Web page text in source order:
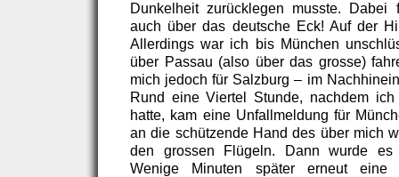
Dunkelheit zurücklegen musste.
auch über das deutsche Eck! Auf der
Allerdings war ich bis München
über Passau (also über das grosse)
mich jedoch für Salzburg – im
Rund eine Viertel Stunde, nachdem ich
hatte, kam eine Unfallmeldung für
an die schützende Hand des über mich
den grossen Flügeln. Dann wurde es
Wenige Minuten später erneut eine